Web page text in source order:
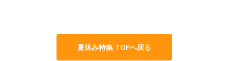
夏休み特集 TOPへ戻る